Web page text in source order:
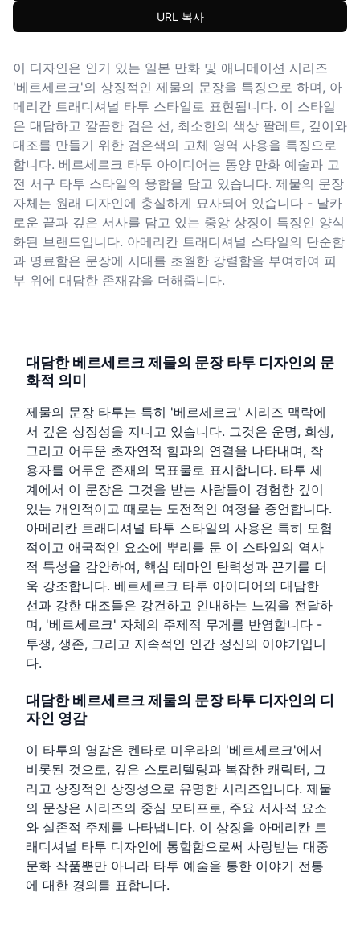
URL 복사
이 디자인은 인기 있는 일본 만화 및 애니메이션 시리즈
'베르세르크'의 상징적인 제물의 문장을 특징으로 하며, 아
메리칸 트래디셔널 타투 스타일로 표현됩니다. 이 스타일
은 대담하고 깔끔한 검은 선, 최소한의 색상 팔레트, 깊이와
대조를 만들기 위한 검은색의 고체 영역 사용을 특징으로
합니다. 베르세르크 타투 아이디어는 동양 만화 예술과 고
전 서구 타투 스타일의 융합을 담고 있습니다. 제물의 문장
자체는 원래 디자인에 충실하게 묘사되어 있습니다 - 날카
로운 끝과 깊은 서사를 담고 있는 중앙 상징이 특징인 양식
화된 브랜드입니다. 아메리칸 트래디셔널 스타일의 단순함
과 명료함은 문장에 시대를 초월한 강렬함을 부여하여 피
부 위에 대담한 존재감을 더해줍니다.
대담한 베르세르크 제물의 문장 타투 디자인의 문
화적 의미
제물의 문장 타투는 특히 '베르세르크' 시리즈 맥락에
서 깊은 상징성을 지니고 있습니다. 그것은 운명, 희생,
그리고 어두운 초자연적 힘과의 연결을 나타내며, 착
용자를 어두운 존재의 목표물로 표시합니다. 타투 세
계에서 이 문장은 그것을 받는 사람들이 경험한 깊이
있는 개인적이고 때로는 도전적인 여정을 증언합니다.
아메리칸 트래디셔널 타투 스타일의 사용은 특히 모험
적이고 애국적인 요소에 뿌리를 둔 이 스타일의 역사
적 특성을 감안하여, 핵심 테마인 탄력성과 끈기를 더
욱 강조합니다. 베르세르크 타투 아이디어의 대담한
선과 강한 대조들은 강건하고 인내하는 느낌을 전달하
며, '베르세르크' 자체의 주제적 무게를 반영합니다 -
투쟁, 생존, 그리고 지속적인 인간 정신의 이야기입니
다.
대담한 베르세르크 제물의 문장 타투 디자인의 디
자인 영감
이 타투의 영감은 켄타로 미우라의 '베르세르크'에서
비롯된 것으로, 깊은 스토리텔링과 복잡한 캐릭터, 그
리고 상징적인 상징성으로 유명한 시리즈입니다. 제물
의 문장은 시리즈의 중심 모티프로, 주요 서사적 요소
와 실존적 주제를 나타냅니다. 이 상징을 아메리칸 트
래디셔널 타투 디자인에 통합함으로써 사랑받는 대중
문화 작품뿐만 아니라 타투 예술을 통한 이야기 전통
에 대한 경의를 표합니다.